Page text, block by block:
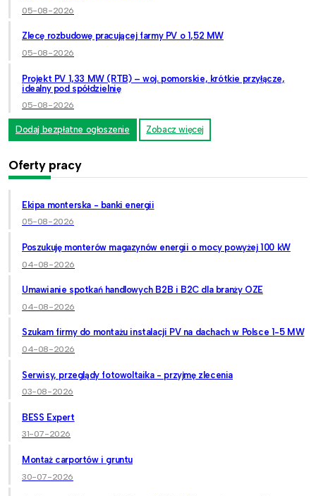
05-08-2026
Zlecę rozbudowę pracującej farmy PV o 1,52 MW
05-08-2026
Projekt PV 1,33 MW (RTB) – woj. pomorskie, krótkie przyłącze,
idealny pod spółdzielnię
05-08-2026
Dodaj bezpłatne ogłoszenie Zobacz więcej
Oferty pracy
Ekipa monterska - banki energii
05-08-2026
Poszukuję monterów magazynów energii o mocy powyżej 100 kW
04-08-2026
Umawianie spotkań handlowych B2B i B2C dla branży OZE
04-08-2026
Szukam firmy do montażu instalacji PV na dachach w Polsce 1-5 MW
04-08-2026
Serwisy, przeglądy fotowoltaika - przyjmę zlecenia
03-08-2026
BESS Expert
31-07-2026
Montaż carportów i gruntu
30-07-2026